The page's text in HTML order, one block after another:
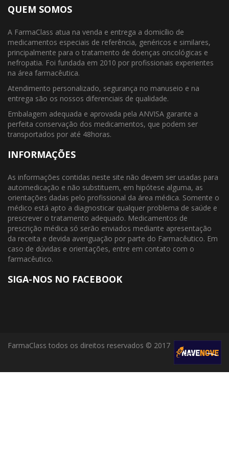
QUEM SOMOS
A FarmaClass atua na venda e entrega a domicílio de
medicamentos especiais de referência, genéricos e similares,
principalmente para o tratamento de doenças oncológicas e
nefropatia. Foi fundada em 2010 por profissionais experientes
na área farmacêutica.
Atendimento personalizado, segurança no manuseio e na
entrega são os nossos diferenciais de qualidade.
Embalagem adequada e aprovada pela ANVISA garante a
perfeita conservação dos medicamentos, que podem ser
transportados por até 48horas.
INFORMAÇÕES
As informações contidas neste site não devem ser usadas para
automedicação e não substituem, em hipótese alguma, as
orientações dadas pelo profissional da área médica. Somente o
médico está apto a diagnosticar qualquer problema de saúde e
prescrever o tratamento adequado. Medicamentos de
prescrição médica só serão enviados mediante apresentação
da receita e devida averiguação por parte do Farmacêutico. Em
caso de dúvidas e orientações, entre em contato com o
farmacêutico.
SIGA-NOS NO FACEBOOK
FarmaClass todos os direitos reservados © 2017